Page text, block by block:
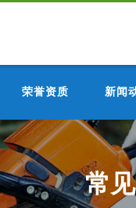
荣誉资质 新闻
常